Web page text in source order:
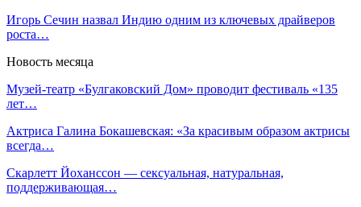
Игорь Сечин назвал Индию одним из ключевых драйверов
роста…
Новость месяца
Музей-театр «Булгаковский Дом» проводит фестиваль «135
лет…
Актриса Галина Бокашевская: «За красивым образом актрисы
всегда…
Скарлетт Йоханссон — сексуальная, натуральная,
поддерживающая…